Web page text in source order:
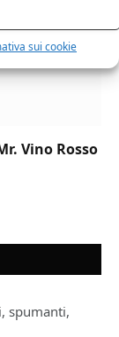
sui cookie
Vino Rosso
spumanti,